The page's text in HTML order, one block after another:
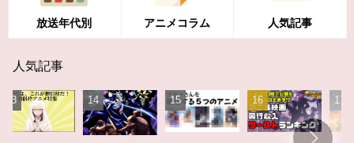
放送年代別 アニメコラム 人気記事
人気記事